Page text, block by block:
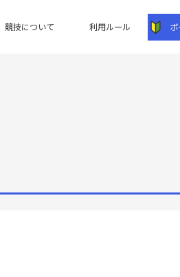
競技について 利用ルール